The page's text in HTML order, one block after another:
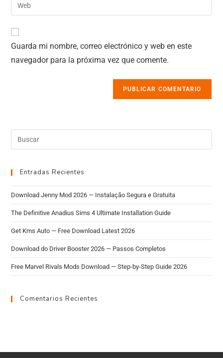
Guarda mi nombre, correo electrónico y web en este
navegador para la próxima vez que comente.
Entradas Recientes
Download Jenny Mod 2026 — Instalação Segura e Gratuita
The Definitive Anadius Sims 4 Ultimate Installation Guide
Get Kms Auto — Free Download Latest 2026
Download do Driver Booster 2026 — Passos Completos
Free Marvel Rivals Mods Download — Step-by-Step Guide 2026
Comentarios Recientes